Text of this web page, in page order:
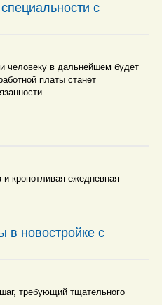
с
человеку в дальнейшем будет
платы станет
и кропотливая ежедневная
в новостройке с
требующий тщательного